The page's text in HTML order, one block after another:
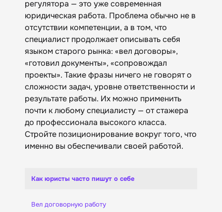
регулятора — это уже современная
юридическая работа. Проблема обычно не в
отсутствии компетенции, а в том, что
специалист продолжает описывать себя
языком старого рынка: «‎вел договоры»‎,
«готовил документы‎»‎, «сопровождал
проекты‎»‎. Такие фразы ничего не говорят о
сложности задач, уровне ответственности и
результате работы. Их можно применить
почти к любому специалисту — от стажера
до профессионала высокого класса.
Стройте позиционирование вокруг того, что
именно вы обеспечивали своей работой.
Как юристы часто пишут о себе
Вел договорную работу